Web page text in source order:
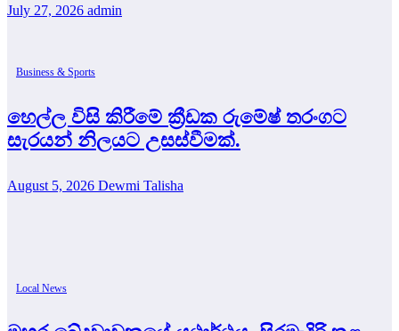
July 27, 2026 admin
Business & Sports
හෙල්ල විසි කිරීමේ ක්‍රීඩක රුමේෂ් තරංගට
සැරයන් නිලයට උසස්වීමක්.
August 5, 2026 Dewmi Talisha
Local News